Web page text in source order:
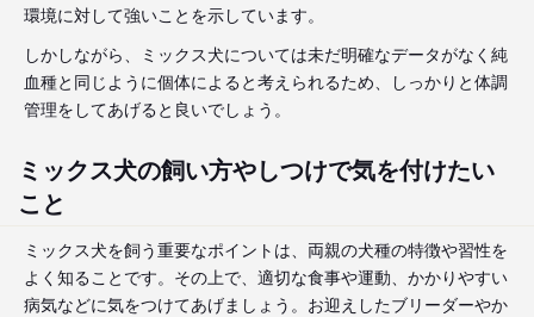
環境に対して強いことを示しています。
しかしながら、ミックス犬については未だ明確なデータがなく純
血種と同じように個体によると考えられるため、しっかりと体調
管理をしてあげると良いでしょう。
ミックス犬の飼い方やしつけで気を付けたい
こと
ミックス犬を飼う重要なポイントは、両親の犬種の特徴や習性を
よく知ることです。その上で、適切な食事や運動、かかりやすい
病気などに気をつけてあげましょう。お迎えしたブリーダーやか